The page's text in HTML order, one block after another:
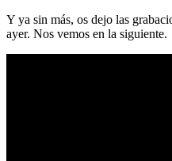
Y ya sin más, os dejo las
ayer. Nos vemos en la siguiente.